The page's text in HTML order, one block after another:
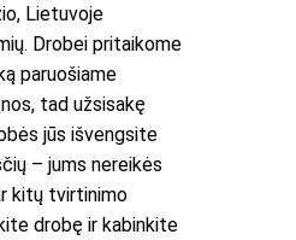
Lietuvoje
Drobei pritaikome
paruošiame
tad užsisakę
jūs išvengsite
– jums nereikės
kitų tvirtinimo
drobę ir kabinkite